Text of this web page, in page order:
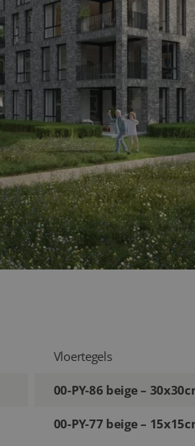
Vloertegels
00-PY-86 beige –
00-PY-77 beige –